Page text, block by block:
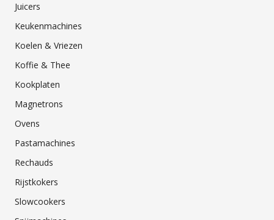
Juicers
Keukenmachines
Koelen & Vriezen
Koffie & Thee
Kookplaten
Magnetrons
Ovens
Pastamachines
Rechauds
Rijstkokers
Slowcookers